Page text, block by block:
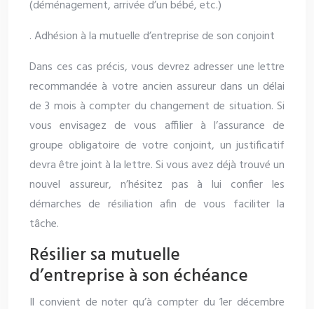
(déménagement, arrivée d’un bébé, etc.)
. Adhésion à la mutuelle d’entreprise de son conjoint
Dans ces cas précis, vous devrez adresser une lettre
recommandée à votre ancien assureur dans un délai
de 3 mois à compter du changement de situation. Si
vous envisagez de vous affilier à l’assurance de
groupe obligatoire de votre conjoint, un justificatif
devra être joint à la lettre. Si vous avez déjà trouvé un
nouvel assureur, n’hésitez pas à lui confier les
démarches de résiliation afin de vous faciliter la
tâche.
Résilier sa mutuelle
d’entreprise à son échéance
Il convient de noter qu’à compter du 1er décembre